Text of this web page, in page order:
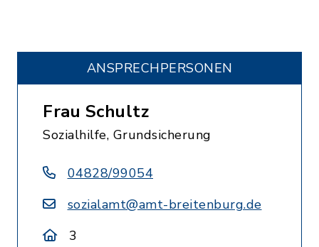
ANSPRECHPERSONEN
Frau Schultz
Sozialhilfe, Grundsicherung
04828/99054
sozialamt@amt-breitenburg.de
3